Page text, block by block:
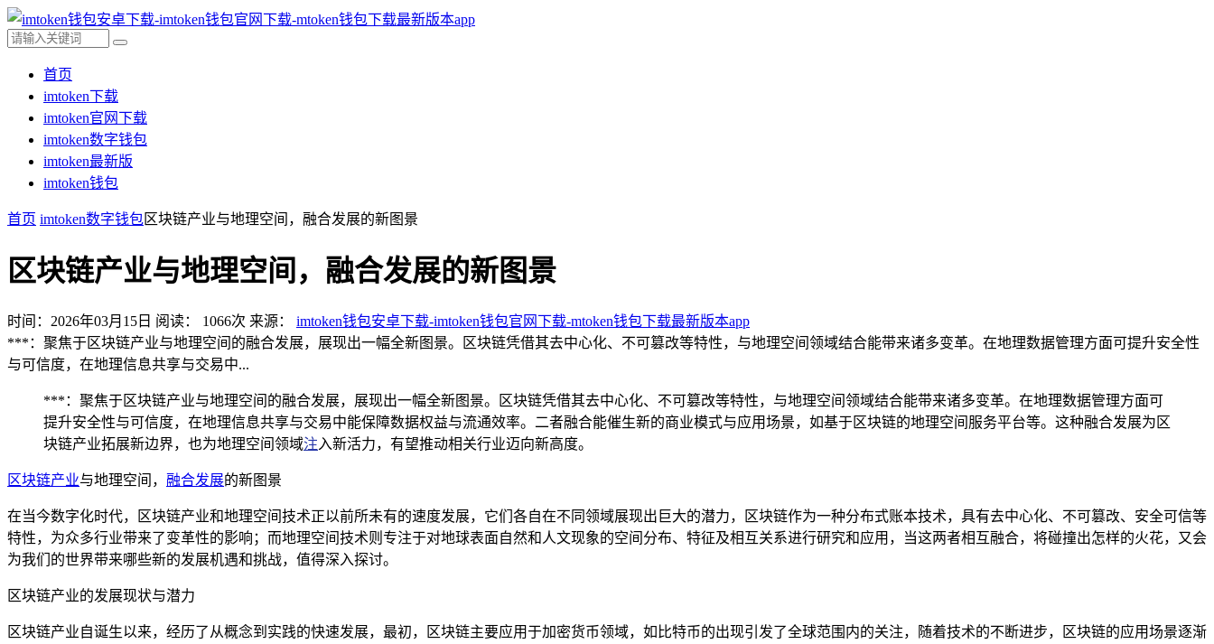
首页
imtoken下载
imtoken官网下载
imtoken数字钱包
imtoken最新版
imtoken钱包
首页 imtoken数字钱包区块链产业与地理空间，融合发展的新图景
区块链产业与地理空间，融合发展的新图景
时间：2026年03月15日 阅读： 1066次 来源： imtoken钱包安卓下载-imtoken钱包官网下载-mtoken钱包下载最新版本app
***：聚焦于区块链产业与地理空间的融合发展，展现出一幅全新图景。区块链凭借其去中心化、不可篡改等特性，与地理空间领域结合能带来诸多变革。在地理数据管理方面可提升安全性
与可信度，在地理信息共享与交易中...
***：聚焦于区块链产业与地理空间的融合发展，展现出一幅全新图景。区块链凭借其去中心化、不可篡改等特性，与地理空间领域结合能带来诸多变革。在地理数据管理方面可
提升安全性与可信度，在地理信息共享与交易中能保障数据权益与流通效率。二者融合能催生新的商业模式与应用场景，如基于区块链的地理空间服务平台等。这种融合发展为区
块链产业拓展新边界，也为地理空间领域注 入新活力，有望推动相关行业迈向新高度。
区块链产业与地理空间， 融合发展的新图景
在当今数字化时代，区块链产业和地理空间技术正以前所未有的速度发展，它们各自在不同领域展现出巨大的潜力，区块链作为一种分布式账本技术，具有去中心化、不可篡改、安全可信等
特性，为众多行业带来了变革性的影响；而地理空间技术则专注于对地球表面自然和人文现象的空间分布、特征及相互关系进行研究和应用，当这两者相互融合，将碰撞出怎样的火花，又会
为我们的世界带来哪些新的发展机遇和挑战，值得深入探讨。
区块链产业的发展现状与潜力
区块链产业自诞生以来，经历了从概念到实践的快速发展，最初，区块链主要应用于加密货币领域，如比特币的出现引发了全球范围内的关注，随着技术的不断进步，区块链的应用场景逐渐